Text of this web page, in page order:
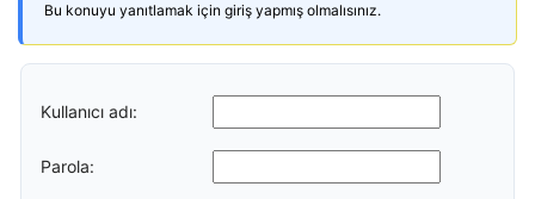
Bu konuyu yanıtlamak için giriş yapmış olmalısınız.
Kullanıcı adı:
Parola: